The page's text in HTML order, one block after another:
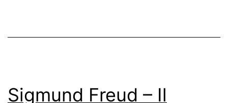
Sigmund Freud – Il